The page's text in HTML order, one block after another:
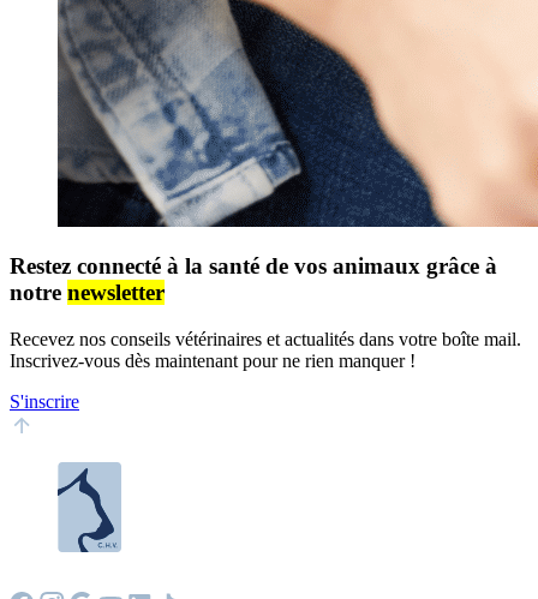
Restez connecté à la santé de vos animaux grâce à
notre newsletter
Recevez nos conseils vétérinaires et actualités dans votre boîte mail.
Inscrivez-vous dès maintenant pour ne rien manquer !
S'inscrire